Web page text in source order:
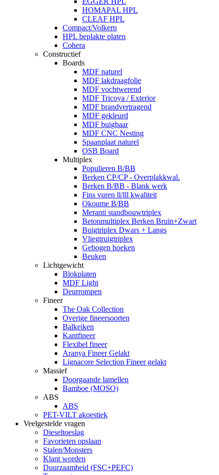
HOMAPAL HPL
CLEAF HPL
Compact/Volkern
HPL beplakte platen
Cohera
Constructief
Boards
MDF naturel
MDF lakdraagfolie
MDF vochtwerend
MDF Tricoya / Exterior
MDF brandvertragend
MDF gekleurd
MDF buigbaar
MDF CNC Nesting
Spaanplaat naturel
OSB Board
Multiplex
Populieren B/BB
Berken CP/CP - Overplakkwal.
Berken B/BB - Blank werk
Fins vuren ll/lll kwaliteit
Okoume B/BB
Meranti standbouwtriplex
Betonmultiplex Berken Bruin+Zwart
Buigtriplex Dwars + Langs
Vliegtruigtriplex
Gebogen hoeken
Beuken
Lichtgewicht
Blokplaten
MDF Light
Deurrompen
Fineer
The Oak Collection
Overige fineersoorten
Balkeiken
Kantfineer
Flexibel fineer
Aranya Fineer Gelakt
Lignacore Selection Fineer gelakt
Massief
Doorgaande lamellen
Bamboe (MOSO)
ABS
ABS
PET-VILT akoestiek
Veelgestelde vragen
Dieseltoeslag
Favorieten opslaan
Stalen/Monsters
Klant worden
Duurzaamheid (FSC+PEFC)